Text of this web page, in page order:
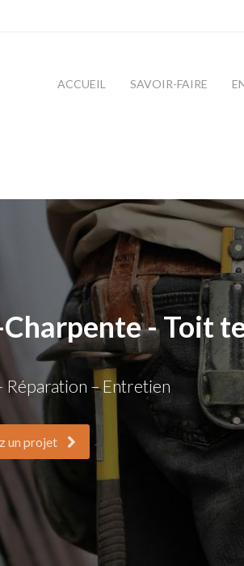
ACCUEIL SAVOIR-FAIRE
- Toit
Réparation – Entretien
un projet